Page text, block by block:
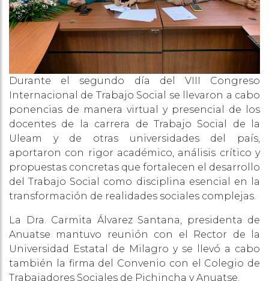
Durante el segundo día del VIII Congreso
Internacional de Trabajo Social se llevaron a cabo
ponencias de manera virtual y presencial de los
docentes de la carrera de Trabajo Social de la
Uleam y de otras universidades del país,
aportaron con rigor académico, análisis crítico y
propuestas concretas que fortalecen el desarrollo
del Trabajo Social como disciplina esencial en la
transformación de realidades sociales complejas.
La Dra. Carmita Álvarez Santana, presidenta de
Anuatse mantuvo reunión con el Rector de la
Universidad Estatal de Milagro y se llevó a cabo
también la firma del Convenio con el Colegio de
Trabajadores Sociales de Pichincha y Anuatse.